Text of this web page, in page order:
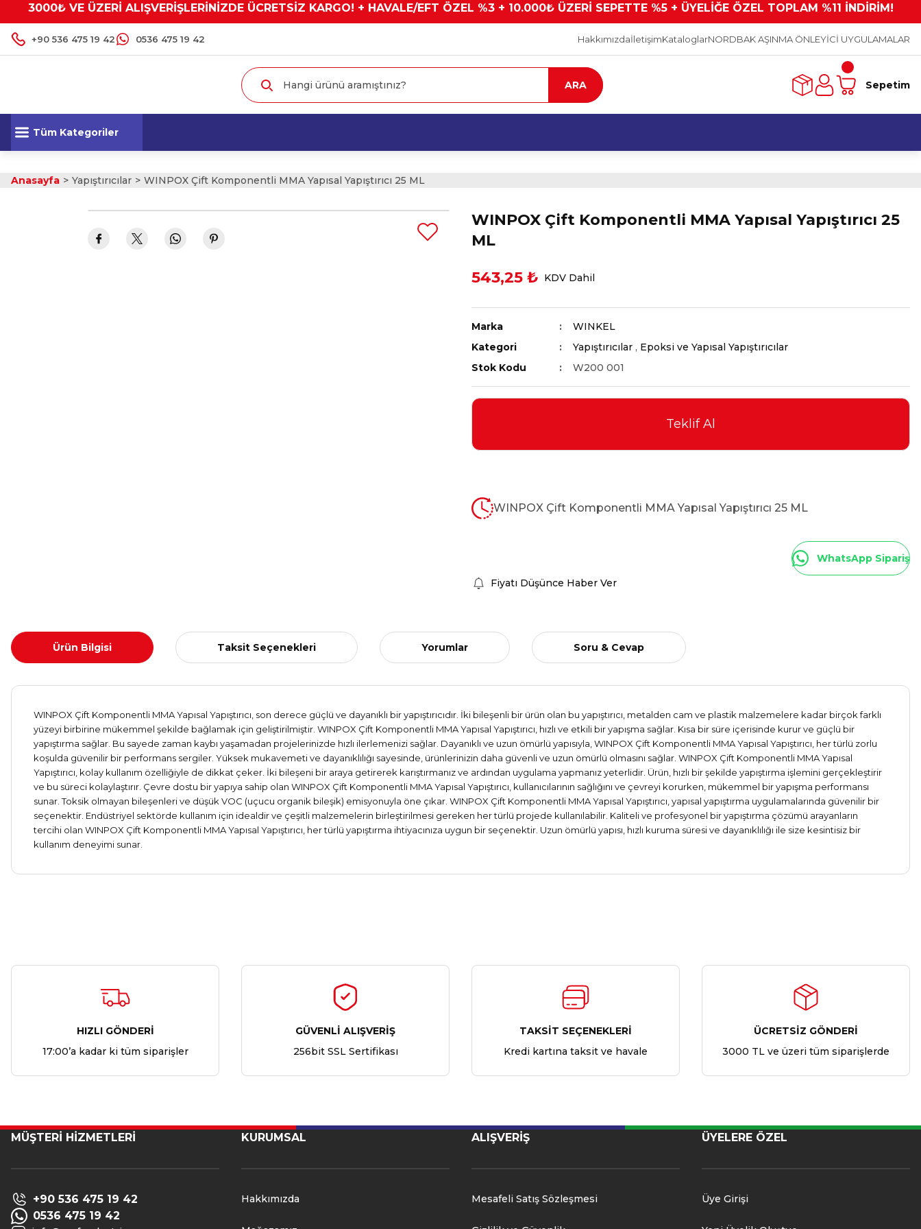
3000₺ VE ÜZERİ ALIŞVERİŞLERİNİZDE ÜCRETSİZ KARGO! + HAVALE/EFT ÖZEL %3 + 10.000₺ ÜZERİ SEPETTE %5 + ÜYELİĞE ÖZEL TOPLAM %11 İNDİRİM!
+90 536 475 19 42 0536 475 19 42 HakkımızdaİletişimKataloglarNORDBAK AŞINMA ÖNLEYİCİ UYGULAMALAR
ARA Sepetim
Tüm Kategoriler
Anasayfa Yapıştırıcılar WINPOX Çift Komponentli MMA Yapısal Yapıştırıcı 25 ML
WINPOX Çift Komponentli MMA Yapısal Yapıştırıcı 25
ML
543,25 ₺ KDV Dahil
Marka
WINKEL
Kategori
Yapıştırıcılar , Epoksi ve Yapısal Yapıştırıcılar
Stok Kodu
W200 001
Teklif Al
WINPOX Çift Komponentli MMA Yapısal Yapıştırıcı 25 ML
WhatsApp Sipariş
Fiyatı Düşünce Haber Ver
Ürün Bilgisi Taksit Seçenekleri Yorumlar Soru & Cevap
WINPOX Çift Komponentli MMA Yapısal Yapıştırıcı, son derece güçlü ve dayanıklı bir yapıştırıcıdır. İki bileşenli bir ürün olan bu yapıştırıcı, metalden cam ve plastik malzemelere kadar birçok farklı
yüzeyi birbirine mükemmel şekilde bağlamak için geliştirilmiştir. WINPOX Çift Komponentli MMA Yapısal Yapıştırıcı, hızlı ve etkili bir yapışma sağlar. Kısa bir süre içerisinde kurur ve güçlü bir
yapıştırma sağlar. Bu sayede zaman kaybı yaşamadan projelerinizde hızlı ilerlemenizi sağlar. Dayanıklı ve uzun ömürlü yapısıyla, WINPOX Çift Komponentli MMA Yapısal Yapıştırıcı, her türlü zorlu
koşulda güvenilir bir performans sergiler. Yüksek mukavemeti ve dayanıklılığı sayesinde, ürünlerinizin daha güvenli ve uzun ömürlü olmasını sağlar. WINPOX Çift Komponentli MMA Yapısal
Yapıştırıcı, kolay kullanım özelliğiyle de dikkat çeker. İki bileşeni bir araya getirerek karıştırmanız ve ardından uygulama yapmanız yeterlidir. Ürün, hızlı bir şekilde yapıştırma işlemini gerçekleştirir
ve bu süreci kolaylaştırır. Çevre dostu bir yapıya sahip olan WINPOX Çift Komponentli MMA Yapısal Yapıştırıcı, kullanıcılarının sağlığını ve çevreyi korurken, mükemmel bir yapışma performansı
sunar. Toksik olmayan bileşenleri ve düşük VOC (uçucu organik bileşik) emisyonuyla öne çıkar. WINPOX Çift Komponentli MMA Yapısal Yapıştırıcı, yapısal yapıştırma uygulamalarında güvenilir bir
seçenektir. Endüstriyel sektörde kullanım için idealdir ve çeşitli malzemelerin birleştirilmesi gereken her türlü projede kullanılabilir. Kaliteli ve profesyonel bir yapıştırma çözümü arayanların
tercihi olan WINPOX Çift Komponentli MMA Yapısal Yapıştırıcı, her türlü yapıştırma ihtiyacınıza uygun bir seçenektir. Uzun ömürlü yapısı, hızlı kuruma süresi ve dayanıklılığı ile size kesintisiz bir
kullanım deneyimi sunar.
Yorum Yaz
Soru Sor
HIZLI GÖNDERİ
17:00’a kadar ki tüm siparişler
GÜVENLİ ALIŞVERİŞ
256bit SSL Sertifikası
TAKSİT SEÇENEKLERİ
Kredi kartına taksit ve havale
ÜCRETSİZ GÖNDERİ
3000 TL ve üzeri tüm siparişlerde
MÜŞTERİ HİZMETLERİ
+90 536 475 19 42
0536 475 19 42
KURUMSAL
Hakkımızda
ALIŞVERİŞ
Mesafeli Satış Sözleşmesi
ÜYELERE ÖZEL
Üye Girişi